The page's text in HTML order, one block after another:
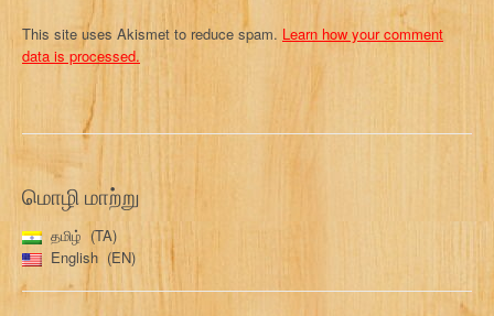
This site uses Akismet to reduce spam. Learn how your comment
data is processed.
மொழி மாற்று
தமிழ்
TA
English
EN